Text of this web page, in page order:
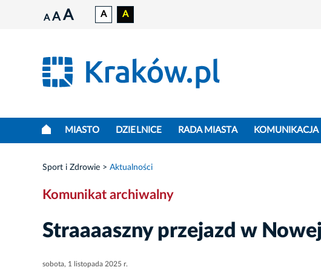
A A A A A
MIASTO DZIELNICE RADA MIASTA KOMUNIKACJA
Sport i Zdrowie Aktualności
Komunikat archiwalny
Straaaaszny przejazd w
sobota, 1 listopada 2025 r.